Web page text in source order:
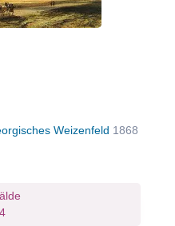
Weizenfeld 1868